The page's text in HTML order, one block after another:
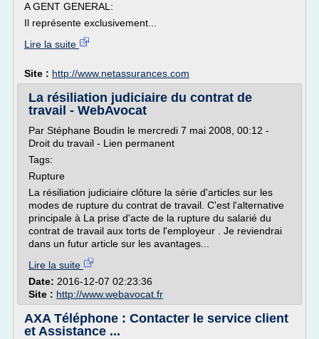
A GENT GENERAL:
Il représente exclusivement...
Lire la suite
Site : http://www.netassurances.com
La résiliation judiciaire du contrat de
travail - WebAvocat
Par Stéphane Boudin le mercredi 7 mai 2008, 00:12 -
Droit du travail - Lien permanent
Tags:
Rupture
La résiliation judiciaire clôture la série d'articles sur les
modes de rupture du contrat de travail. C'est l'alternative
principale à La prise d'acte de la rupture du salarié du
contrat de travail aux torts de l'employeur . Je reviendrai
dans un futur article sur les avantages...
Lire la suite
Date: 2016-12-07 02:23:36
Site : http://www.webavocat.fr
AXA Téléphone : Contacter le service client
et Assistance ...